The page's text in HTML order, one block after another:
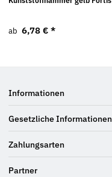
ab 6,78 € *
Informationen
Gesetzliche Informationen
Zahlungsarten
Partner